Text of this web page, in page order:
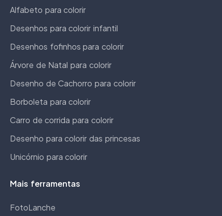
Alfabeto para colorir
Desenhos para colorir infantil
Desenhos fofinhos para colorir
Árvore de Natal para colorir
Desenho de Cachorro para colorir
Borboleta para colorir
Carro de corrida para colorir
Desenho para colorir das princesas
Unicórnio para colorir
Mais ferramentas
FotoLanche